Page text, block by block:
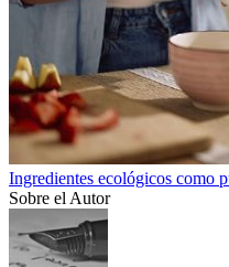
Ingredientes ecológicos como
Sobre el Autor